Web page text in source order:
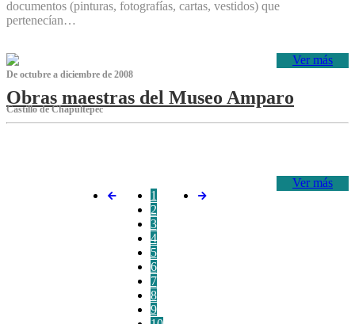
documentos (pinturas, fotografías, cartas, vestidos) que
pertenecían…
Ver más
De octubre a diciembre de 2008
Obras maestras del Museo Amparo
Castillo de Chapultepec
Ver más
1
2
3
4
5
6
7
8
9